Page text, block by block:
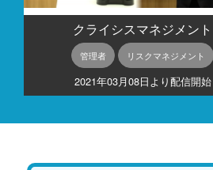
クライシスマネジメント
管理者 リスクマネジメント
2021年03月08日より配信開始